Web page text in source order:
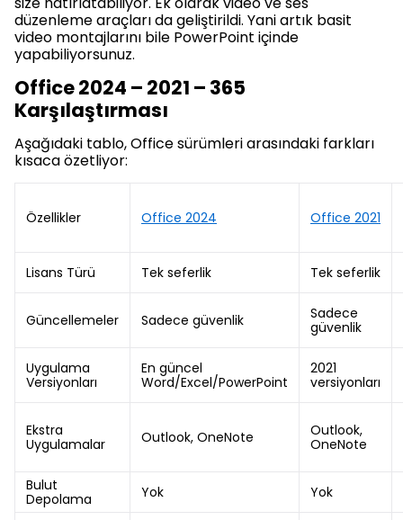
düzenleme araçları da geliştirildi. Yani artık basit
video montajlarını bile PowerPoint içinde
yapabiliyorsunuz.
Office 2024 – 2021 – 365
Karşılaştırması
Aşağıdaki tablo, Office sürümleri arasındaki farkları
kısaca özetliyor:
Özellikler Office 2024 Office 2021
Lisans Türü Tek seferlik Tek seferlik
Güncellemeler Sadece güvenlik
Sadece
güvenlik
Uygulama
Versiyonları
En güncel
Word/Excel/PowerPoint
2021
versiyonları
Ekstra
Uygulamalar
Outlook, OneNote
Outlook,
OneNote
Bulut
Depolama
Yok Yok